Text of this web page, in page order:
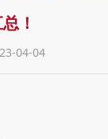
！
04-04